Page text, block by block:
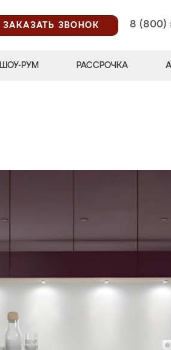
ЗАКАЗАТЬ ЗВОНОК
8 (800)
ШОУ-РУМ РАССРОЧКА